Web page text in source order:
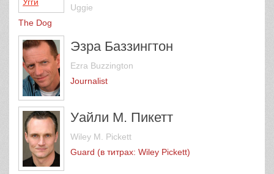
Uggie
The Dog
Эзра Баззингтон
Ezra Buzzington
Journalist
Уайли М. Пикетт
Wiley M. Pickett
Guard (в титрах: Wiley Pickett)